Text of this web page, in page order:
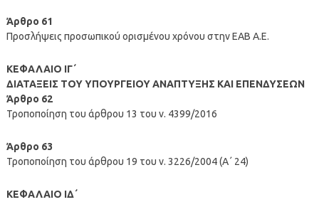
Άρθρο 61
Προσλήψεις προσωπικού ορισμένου χρόνου στην ΕΑΒ Α.Ε.
ΚΕΦΑΛΑΙΟ ΙΓ΄
ΔΙΑΤΑΞΕΙΣ ΤΟΥ ΥΠΟΥΡΓΕΙΟΥ ΑΝΑΠΤΥΞΗΣ ΚΑΙ ΕΠΕΝΔΥΣΕΩΝ
Άρθρο 62
Τροποποίηση του άρθρου 13 του ν. 4399/2016
Άρθρο 63
Τροποποίηση του άρθρου 19 του ν. 3226/2004 (Α΄ 24)
ΚΕΦΑΛΑΙΟ ΙΔ΄